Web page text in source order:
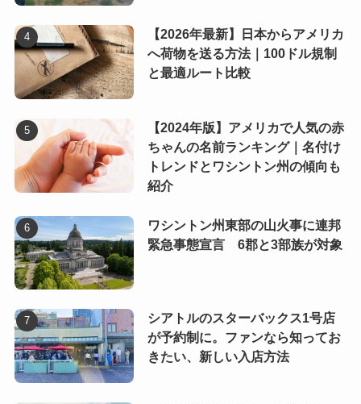
【2026年最新】日本からアメリカ
へ荷物を送る方法｜100ドル規制
と最適ルート比較
【2024年版】アメリカで人気の赤
ちゃんの名前ランキング｜名付け
トレンドとワシントン州の傾向も
紹介
ワシントン州東部の山火事に連邦
緊急事態宣言 6郡と3部族が対象
シアトルのスターバックス1号店
が予約制に。ファンなら知ってお
きたい、新しい入店方法